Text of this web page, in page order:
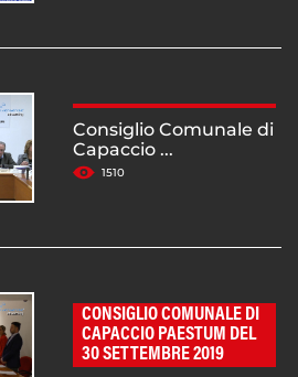
Consiglio Comunale di
Capaccio ...
1510
CONSIGLIO COMUNALE DI
CAPACCIO PAESTUM DEL
30 SETTEMBRE 2019